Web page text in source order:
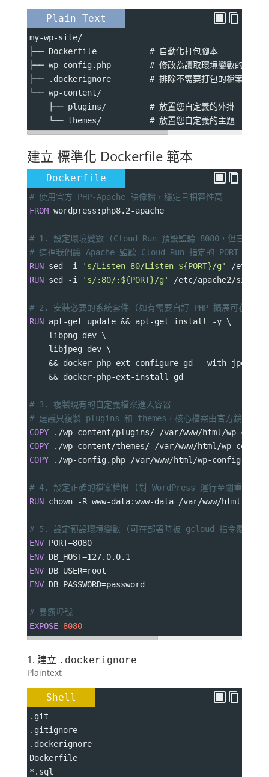
Plain Text
my-wp-site/
├── Dockerfile           # 自動化打包腳本
├── wp-config.php        # 修改為讀取環境變數的版本
├── .dockerignore        # 排除不需要打包的檔案 (
└── wp-content/
    ├── plugins/         # 放置您自定義的外掛
    └── themes/          # 放置您自定義的主題
建立 標準化 Dockerfile 範本
Dockerfile
# 使用官方 PHP-Apache 映像檔，穩定且相容性高
FROM wordpress:php8.2-apache
# 1. 設定環境變數 (Cloud Run 預設監聽 8080，但官方
# 這裡我們讓 Apache 監聽 Cloud Run 指定的 PORT
RUN sed -i 's/Listen 80/Listen ${PORT}/g'
/etc/
RUN sed -i 's/:80/:${PORT}/g' /etc/apache2/sites-
# 2. 安裝必要的系統套件 (如有需要自訂 PHP 擴展可在這加)
RUN apt-get update && apt-get install -y \
    libpng-dev \
    libjpeg-dev \
    && docker-php-ext-configure gd --with-jpeg \
    && docker-php-ext-install gd
# 3. 複製現有的自定義檔案進入容器
# 建議只複製 plugins 和 themes，核心檔案由官方鏡像提供
COPY ./wp-content/plugins/ /var/www/html/wp-
COPY ./wp-content/themes/ /var/www/html/wp-
COPY ./wp-config.php /var/www/html/wp-config.php
# 4. 設定正確的檔案權限 (對 WordPress 運行至關重要)
RUN chown -R www-data:www-data /var/www/html
# 5. 設定預設環境變數 (可在部署時被 gcloud 指令覆蓋)
ENV PORT=8080
ENV DB_HOST=127.0.0.1
ENV DB_USER=root
ENV DB_PASSWORD=password
# 暴露埠號
EXPOSE 8080
1. 建立 .dockerignore
Plaintext
Shell
.git
.gitignore
.dockerignore
Dockerfile
*.sql